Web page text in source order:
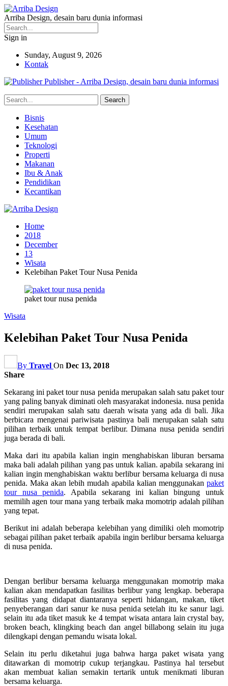
Arriba Design, desain baru dunia informasi
Sign in
Sunday, August 9, 2026
Kontak
Publisher - Arriba Design, desain baru dunia informasi
Bisnis
Kesehatan
Umum
Teknologi
Properti
Makanan
Ibu & Anak
Pendidikan
Kecantikan
Home
2018
December
13
Wisata
Kelebihan Paket Tour Nusa Penida
paket tour nusa penida
Wisata
Kelebihan Paket Tour Nusa Penida
By Travel On Dec 13, 2018
Share
Sekarang ini paket tour nusa penida merupakan salah satu paket tour
yang paling banyak diminati oleh masyarakat indonesia. nusa penida
sendiri merupakan salah satu daerah wisata yang ada di bali. Jika
berbicara mengenai pariwisata pastinya bali merupakan salah satu
pilihan terbaik untuk tempat berlibur. Dimana nusa penida sendiri
juga berada di bali.
Maka dari itu apabila kalian ingin menghabiskan liburan bersama
maka bali adalah pilihan yang pas untuk kalian. apabila sekarang ini
kalian ingin menghabiskan waktu berlibur bersama keluarga di nusa
penida. Maka akan lebih mudah apabila kalian menggunakan paket
tour nusa penida. Apabila sekarang ini kalian bingung untuk
memilih agen tour mana yang terbaik maka momotrip adalah pilihan
yang tepat.
Berikut ini adalah beberapa kelebihan yang dimiliki oleh momotrip
sebagai pilihan paket terbaik apabila ingin berlibur bersama keluarga
di nusa penida.
Dengan berlibur bersama keluarga menggunakan momotrip maka
kalian akan mendapatkan fasilitas berlibur yang lengkap. beberapa
fasilitas yang didapat diantaranya seperti hidangan, makan, tiket
penyeberangan dari sanur ke nusa penida setelah itu ke sanur lagi.
selain itu ada tiket masuk ke 4 tempat wisata antara lain crystal bay,
broken beach, klingking beach dan angel billabong selain itu juga
dilengkapi dengan pemandu wisata lokal.
Selain itu perlu diketahui juga bahwa harga paket wisata yang
ditawarkan di momotrip cukup terjangkau. Pastinya hal tersebut
akan membuat kalian semakin tertarik untuk menikmati liburan
bersama keluarga.